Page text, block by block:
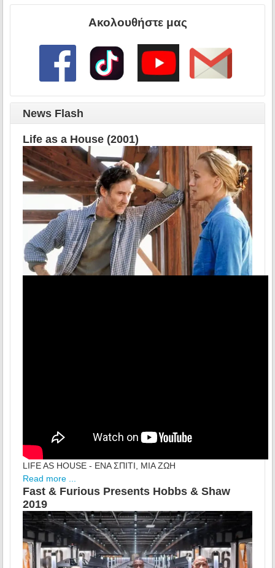
Ακολουθήστε μας
News Flash
Life as a House (2001)
LIFE AS HOUSE - ΕΝΑ ΣΠΙΤΙ, ΜΙΑ ΖΩΗ
Read more ...
Fast & Furious Presents Hobbs & Shaw
2019